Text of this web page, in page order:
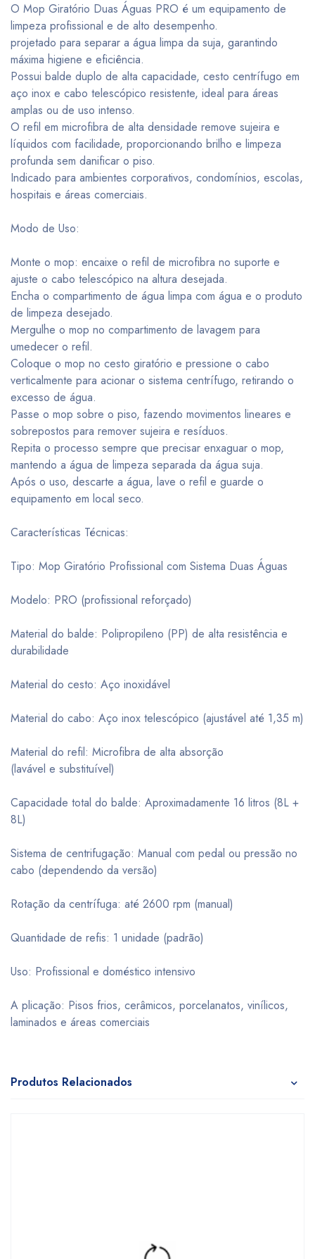
O Mop Giratório Duas Águas PRO é um equipamento de
limpeza profissional e de alto desempenho.
projetado para separar a água limpa da suja, garantindo
máxima higiene e eficiência.
Possui balde duplo de alta capacidade, cesto centrífugo em
aço inox e cabo telescópico resistente, ideal para áreas
amplas ou de uso intenso.
O refil em microfibra de alta densidade remove sujeira e
líquidos com facilidade, proporcionando brilho e limpeza
profunda sem danificar o piso.
Indicado para ambientes corporativos, condomínios, escolas,
hospitais e áreas comerciais.
Modo de Uso:
Monte o mop: encaixe o refil de microfibra no suporte e
ajuste o cabo telescópico na altura desejada.
Encha o compartimento de água limpa com água e o produto
de limpeza desejado.
Mergulhe o mop no compartimento de lavagem para
umedecer o refil.
Coloque o mop no cesto giratório e pressione o cabo
verticalmente para acionar o sistema centrífugo, retirando o
excesso de água.
Passe o mop sobre o piso, fazendo movimentos lineares e
sobrepostos para remover sujeira e resíduos.
Repita o processo sempre que precisar enxaguar o mop,
mantendo a água de limpeza separada da água suja.
Após o uso, descarte a água, lave o refil e guarde o
equipamento em local seco.
Características Técnicas:
Tipo: Mop Giratório Profissional com Sistema Duas Águas
Modelo: PRO (profissional reforçado)
Material do balde: Polipropileno (PP) de alta resistência e
durabilidade
Material do cesto: Aço inoxidável
Material do cabo: Aço inox telescópico (ajustável até 1,35 m)
Material do refil: Microfibra de alta absorção
(lavável e substituível)
Capacidade total do balde: Aproximadamente 16 litros (8L +
8L)
Sistema de centrifugação: Manual com pedal ou pressão no
cabo (dependendo da versão)
Rotação da centrífuga: até 2600 rpm (manual)
Quantidade de refis: 1 unidade (padrão)
Uso: Profissional e doméstico intensivo
A plicação: Pisos frios, cerâmicos, porcelanatos, vinílicos,
laminados e áreas comerciais
Produtos Relacionados